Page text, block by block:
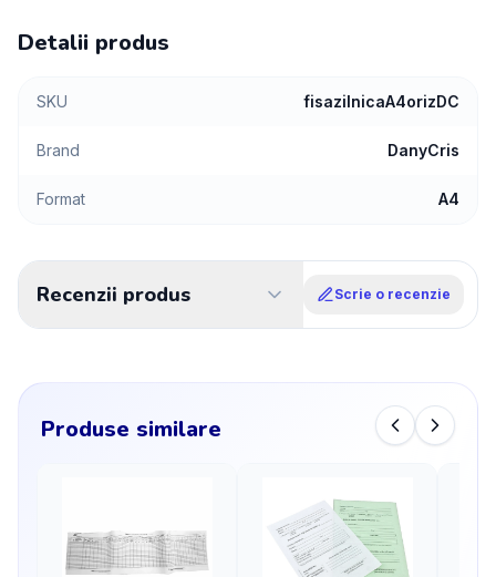
Detalii produs
SKU fisazilnicaA4orizDC
Brand DanyCris
Format A4
Recenzii produs Scrie o recenzie
Produse similare